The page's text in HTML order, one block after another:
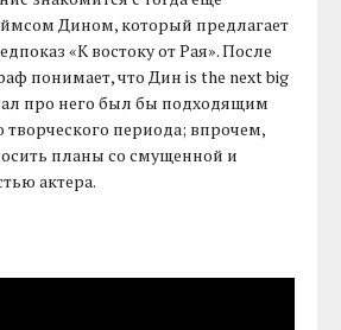
Дином, который предлагает
«К востоку от Рая». После
понимает, что Дин is the next big
про него был бы подходящим
творческого периода; впрочем,
планы со смущенной и
актера.